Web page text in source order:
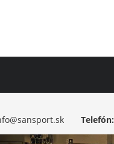
Telefón: